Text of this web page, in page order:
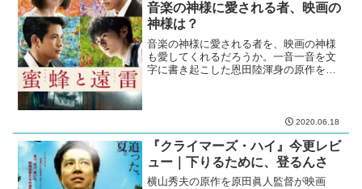
音楽の神様に愛される者、映画の
神様は？
音楽の神様に愛される者を、映画の神様
も愛してくれるだろうか。一音一音を文
字に書き起こした恩田陸渾身の原作を、
2020.06.18
『クライマーズ・ハイ』今更レビ
ュー｜下りるために、登るんさ
横山秀夫の原作を原田眞人監督が映画